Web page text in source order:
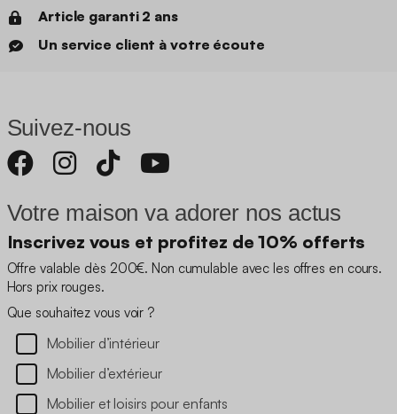
Article garanti 2 ans
Un service client à votre écoute
Suivez-nous
Votre maison va adorer nos actus
Inscrivez vous et profitez de 10% offerts
Offre valable dès 200€. Non cumulable avec les offres en cours.
Hors prix rouges.
Que souhaitez vous voir ?
Mobilier d’intérieur
Mobilier d’extérieur
Mobilier et loisirs pour enfants